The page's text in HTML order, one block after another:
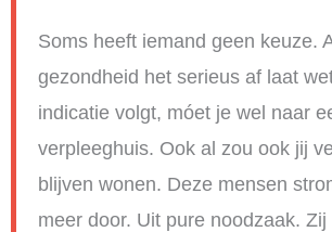
Soms heeft iemand geen keuze.
gezondheid het serieus af laat
indicatie volgt, móet je wel naar
verpleeghuis. Ook al zou ook jij
blijven wonen. Deze mensen
meer door. Uit pure noodzaak.